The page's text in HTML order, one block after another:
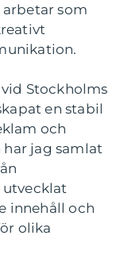
som
Stockholms
en stabil
och
jag samlat
utvecklat
innehåll och
olika